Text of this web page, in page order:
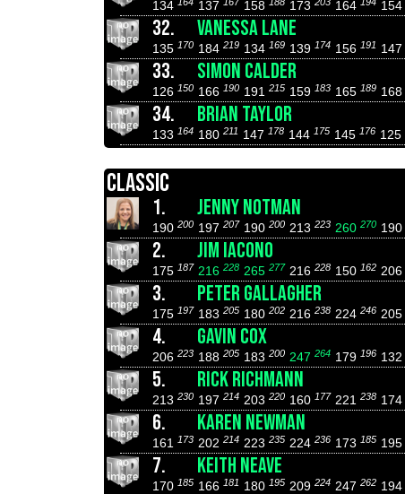
134
137 158 173 164 154
32. VANESSA LANE
135 170 184 219 134 169 139 174 156 191 147
33. SIMON CALDER
126 150 166 190 191 215 159 183 165 189 168
34. BRIAN TAYLOR
133 164 180 211 147 178 144 175 145 176 125
CLASSIC
1.
JENNY NOTMAN
190 200 197 207 190 200 213 223 260 270 190
2. JIM IACONO
175 187 216 228 265 277 216 228 150 162 206
3. PETER GALLAGHER
175 197 183 205 180 202 216 238 224 246 205
4. GAVIN COX
206 223 188 205 183 200 247 264 179 196 132
5. RICK RICHMANN
213 230 197 214 203 220 160 177 221 238 174
6. KAREN NEWMAN
161
173 202 214 223 235 224 236 173 185 195
7. KEITH NEAVE
170 185 166 181 180 195 209 224 247 262 194